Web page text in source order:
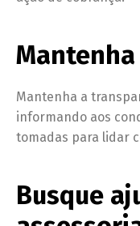
Mantenha a
informando aos
tomadas para lidar
Busque